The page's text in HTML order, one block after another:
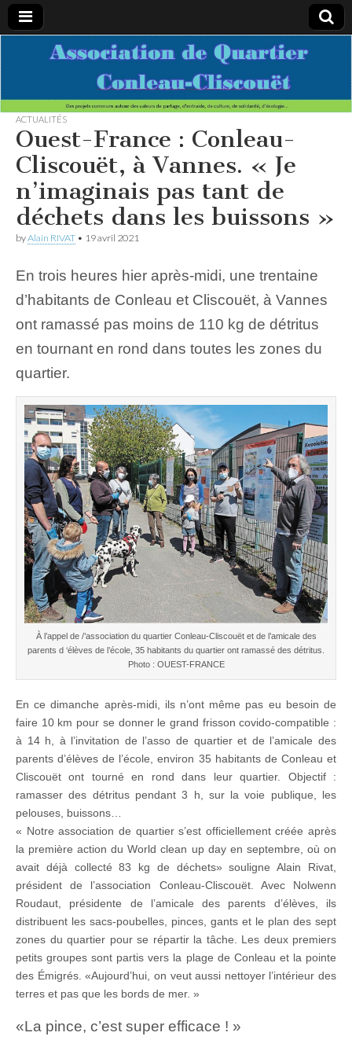
Association
de
Quartier
Conleau-
Cliscouet
Des projets
valeurs de
partage,
d’entraide,
de culture,
de
solidarité,
d’écologie…
ACTUALITÉS
Ouest-France : Conleau-
Cliscouët, à Vannes. « Je
n’imaginais pas tant de
déchets dans les buissons »
byAlain RIVAT • 19 avril 2021
En trois heures hier après-midi, une trentaine
d’habitants de Conleau et Cliscouët, à Vannes
ont ramassé pas moins de 110 kg de détritus
en tournant en rond dans toutes les zones du
quartier.
À l’appel de /’association du quartier Conleau-Cliscouët et de l’amicale des
parents d ‘élèves de l’école, 35 habitants du quartier ont ramassé des détritus.
Photo : OUEST-FRANCE
En ce dimanche après-midi, ils n’ont même pas eu besoin de
faire 10 km pour se donner le grand frisson covido-compatible :
à 14 h, à l’invitation de l’asso de quartier et de l’amicale des
parents d’élèves de l’école, environ 35 habitants de Conleau et
Cliscouët ont tourné en rond dans leur quartier. Objectif :
ramasser des détritus pendant 3 h, sur la voie publique, les
pelouses, buissons…
« Notre association de quartier s’est officiellement créée après
la première action du World clean up day en septembre, où on
avait déjà collecté 83 kg de déchets» souligne Alain Rivat,
président de l’association Conleau-Cliscouët. Avec Nolwenn
Roudaut, présidente de l’amicale des parents d’élèves, ils
distribuent les sacs-poubelles, pinces, gants et le plan des sept
zones du quartier pour se répartir la tâche. Les deux premiers
petits groupes sont partis vers la plage de Conleau et la pointe
des Émigrés. «Aujourd’hui, on veut aussi nettoyer l’intérieur des
terres et pas que les bords de mer. »
«La pince, c’est super efficace ! »